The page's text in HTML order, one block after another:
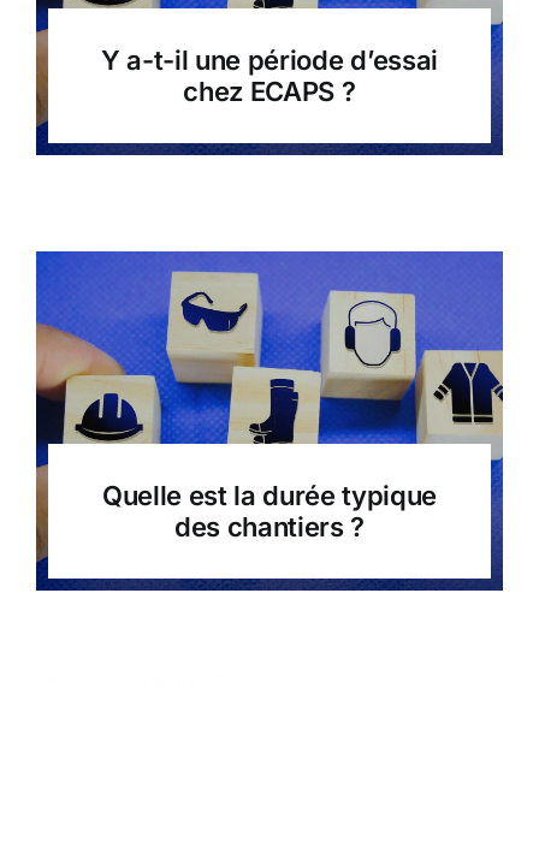
Y a-t-il une période d’essai
chez ECAPS ?
Quelle est la durée typique
des chantiers ?